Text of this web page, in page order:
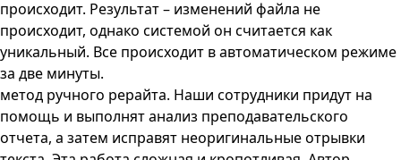
происходит. Результат – изменений файла не
происходит, однако системой он считается как
уникальный. Все происходит в автоматическом режиме
за две минуты.
метод ручного рерайта. Наши сотрудники придут на
помощь и выполнят анализ преподавательского
отчета, а затем исправят неоригинальные отрывки